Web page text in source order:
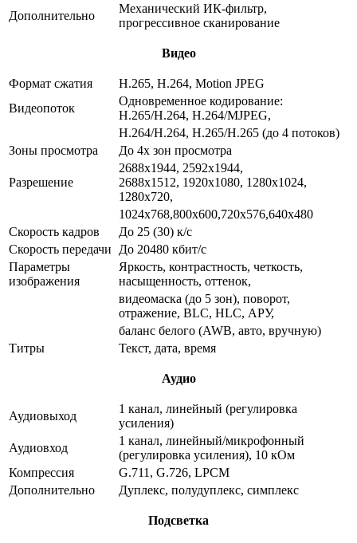
Дополнительно
Механический ИК-фильтр,
прогрессивное сканирование
Видео
Формат сжатия
H.265, H.264, Motion JPEG
Видеопоток
Одновременное кодирование:
H.265/H.264, Н.264/MJPEG,
H.264/H.264, H.265/H.265 (до 4 потоков)
Зоны просмотра
До 4х зон просмотра
Разрешение
2688x1944, 2592x1944,
2688x1512, 1920x1080, 1280x1024,
1280x720,
1024х768,800x600,720x576,640x480
Скорость кадров
До 25 (30) к/с
Скорость передачи
До 20480 кбит/с
Параметры
изображения
Яркость, контрастность, четкость,
насыщенность, оттенок,
видеомаска (до 5 зон), поворот,
отражение, BLC, HLC, АРУ,
баланс белого (AWB, авто, вручную)
Титры
Текст, дата, время
Аудио
Аудиовыход
1 канал, линейный (регулировка
усиления)
Аудиовход
1 канал, линейный/микрофонный
(регулировка усиления), 10 кОм
Компрессия
G.711, G.726, LPCM
Дополнительно
Дуплекс, полудуплекс, симплекс
Подсветка